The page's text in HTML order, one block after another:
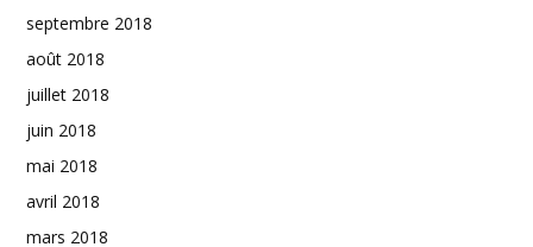
septembre 2018
août 2018
juillet 2018
juin 2018
mai 2018
avril 2018
mars 2018